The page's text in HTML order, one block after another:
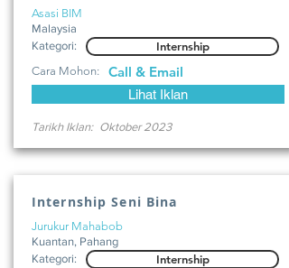
Asasi BIM
Malaysia
Kategori:
Internship
Cara Mohon: Call & Email
Lihat Iklan
Tarikh Iklan: Oktober 2023
Internship Seni Bina
Jurukur Mahabob
Kuantan, Pahang
Kategori:
Internship